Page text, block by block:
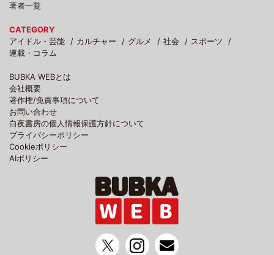
著者一覧
CATEGORY
アイドル・芸能
カルチャー グルメ 社会
スポーツ
連載・コラム
BUBKA WEBとは
会社概要
著作権/免責事項について
お問い合わせ
白夜書房の個人情報保護方針について
プライバシーポリシー
Cookieポリシー
AIポリシー